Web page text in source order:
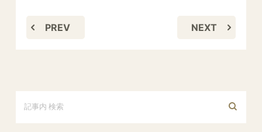
PREV NEXT